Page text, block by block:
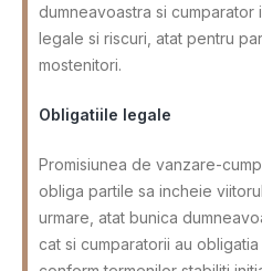
dumneavoastra si cumparator
legale si riscuri, atat pentru
mostenitori.
Obligatiile legale
Promisiunea de vanzare-
obliga partile sa incheie
urmare, atat bunica
cat si cumparatorii au